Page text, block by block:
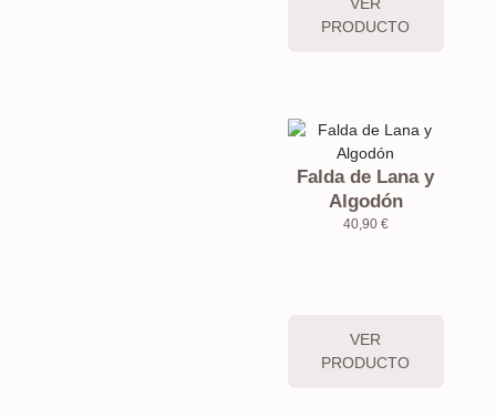
VER
PRODUCTO
Falda de Lana y
Algodón
40,90 €
VER
PRODUCTO